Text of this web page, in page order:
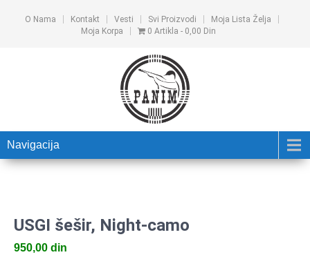
O Nama Kontakt Vesti Svi Proizvodi
Moja Lista Želja
Moja Korpa
0 Artikla 0,00 Din
Navigacija
USGI šešir, Night-camo
950,00 din